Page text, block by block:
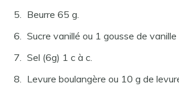
Beurre 65 g.
Sucre vanillé ou 1 gousse de
Sel (6g) 1 c à c.
Levure boulangère ou 10 g de